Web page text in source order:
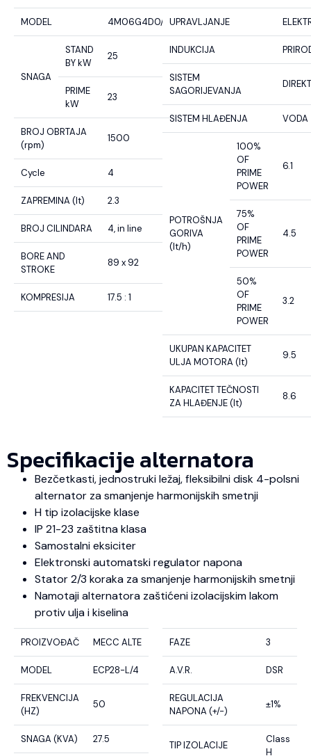
MODEL 4M06G4D0/S
SNAGA
STAND
BY kW
25
PRIME
kW
23
BROJ OBRTAJA
(rpm)
1500
Cycle 4
ZAPREMINA (lt) 2.3
BROJ CILINDARA 4, in line
BORE AND
STROKE
89 x 92
KOMPRESIJA 17.5 : 1
UPRAVLJANJE
INDUKCIJA
SISTEM
SAGORIJEVANJA
SISTEM HLAĐENJA VODA
POTROŠNJA
GORIVA
(lt/h)
100%
OF
PRIME
POWER
6.1
75%
OF
PRIME
POWER
4.5
50%
OF
PRIME
POWER
3.2
UKUPAN KAPACITET
ULJA MOTORA (lt)
9.5
KAPACITET TEČNOSTI
ZA HLAĐENJE (lt)
8.6
Specifikacije alternatora
Bezčetkasti, jednostruki ležaj, fleksibilni disk 4-polsni
alternator za smanjenje harmonijskih smetnji
H tip izolacijske klase
IP 21-23 zaštitna klasa
Samostalni eksiciter
Elektronski automatski regulator napona
Stator 2/3 koraka za smanjenje harmonijskih smetnji
Namotaji alternatora zaštićeni izolacijskim lakom
protiv ulja i kiselina
PROIZVOĐAČ MECC ALTE
MODEL ECP28-L/4
FREKVENCIJA
(HZ)
50
SNAGA (KVA) 27.5
FAZE 3
A.V.R. DSR
REGULACIJA
NAPONA (+/-)
±1%
TIP IZOLACIJE
Class
H